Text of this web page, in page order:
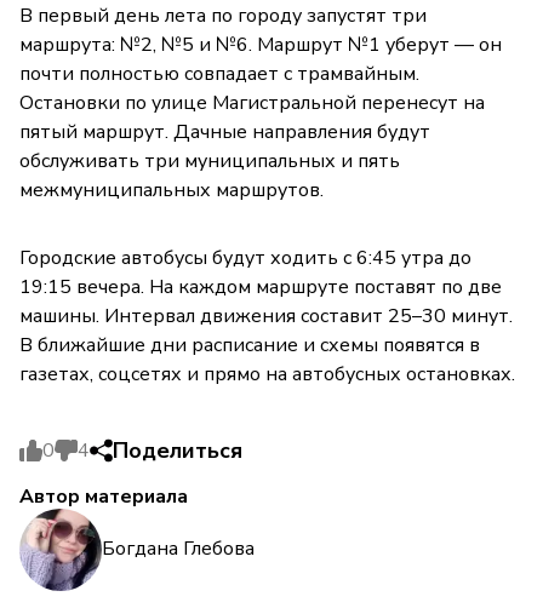
В первый день лета по городу запустят три
маршрута: №2, №5 и №6. Маршрут №1 уберут — он
почти полностью совпадает с трамвайным.
Остановки по улице Магистральной перенесут на
пятый маршрут. Дачные направления будут
обслуживать три муниципальных и пять
межмуниципальных маршрутов.
Городские автобусы будут ходить с 6:45 утра до
19:15 вечера. На каждом маршруте поставят по две
машины. Интервал движения составит 25–30 минут.
В ближайшие дни расписание и схемы появятся в
газетах, соцсетях и прямо на автобусных остановках.
0 4 Поделиться
Автор материала
Богдана Глебова